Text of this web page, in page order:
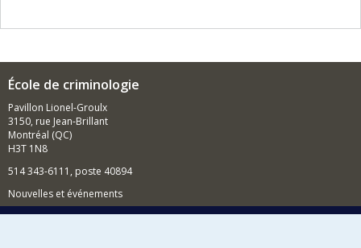
École de criminologie
Pavillon Lionel-Groulx
3150, rue Jean-Brillant
Montréal (QC)
H3T 1N8
514 343-6111, poste 40894
Nouvelles et événements